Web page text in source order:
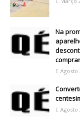
Na
Agosto
Agosto